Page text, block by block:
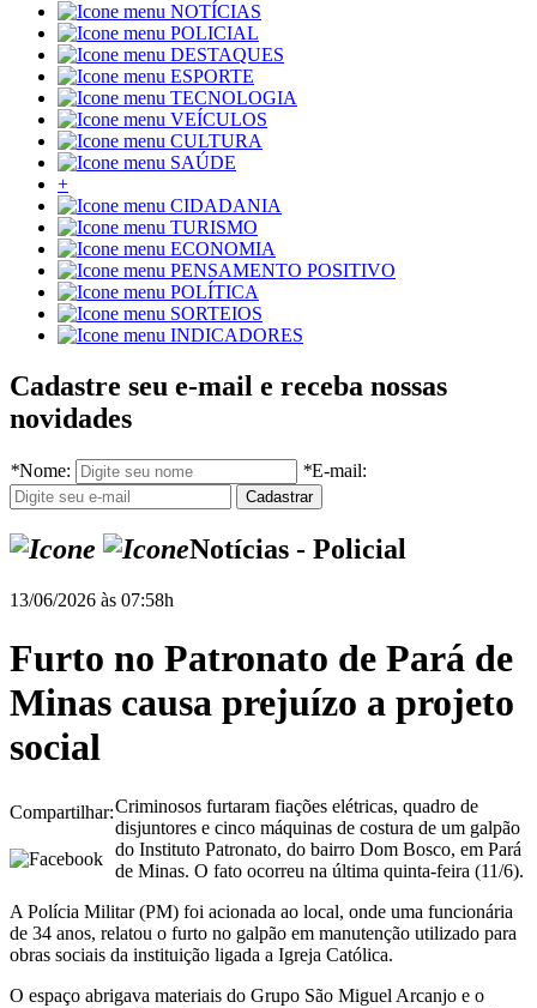
NOTÍCIAS
POLICIAL
DESTAQUES
ESPORTE
TECNOLOGIA
VEÍCULOS
CULTURA
SAÚDE
+
CIDADANIA
TURISMO
ECONOMIA
PENSAMENTO POSITIVO
POLÍTICA
SORTEIOS
INDICADORES
Cadastre seu e-mail e receba nossas
novidades
*Nome: *E-mail:
Notícias - Policial
13/06/2026 às 07:58h
Furto no Patronato de Pará de
Minas causa prejuízo a projeto
social
Compartilhar:Criminosos furtaram fiações elétricas, quadro de
disjuntores e cinco máquinas de costura de um galpão
do Instituto Patronato, do bairro Dom Bosco, em Pará
de Minas. O fato ocorreu na última quinta-feira (11/6).
A Polícia Militar (PM) foi acionada ao local, onde uma funcionária
de 34 anos, relatou o furto no galpão em manutenção utilizado para
obras sociais da instituição ligada a Igreja Católica.
O espaço abrigava materiais do Grupo São Miguel Arcanjo e o